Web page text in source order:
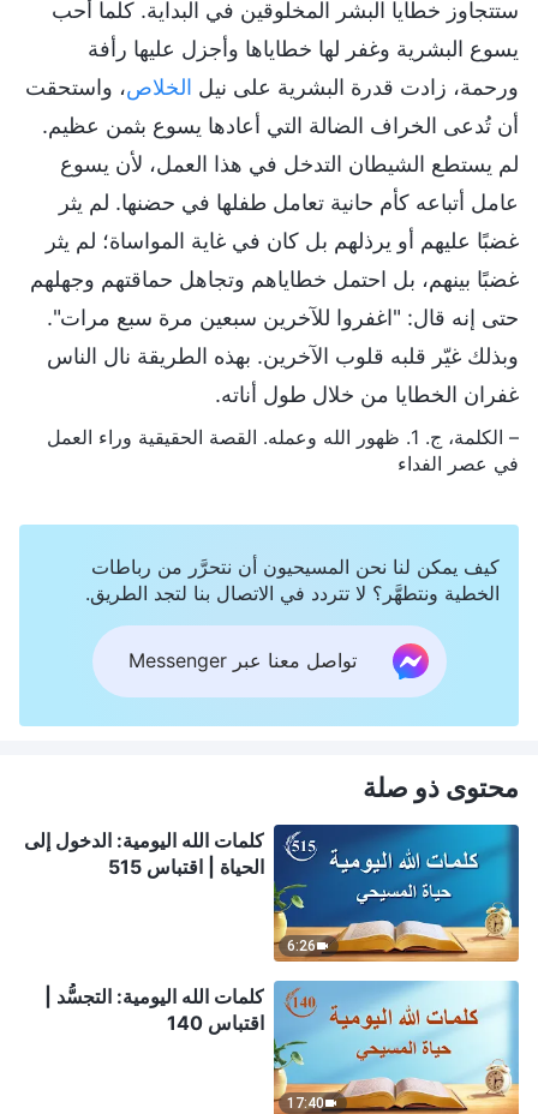
ستتجاوز خطايا البشر المخلوقين في البداية. كلما أحب
يسوع البشرية وغفر لها خطاياها وأجزل عليها رأفة
ورحمة، زادت قدرة البشرية على نيل الخلاص، واستحقت
أن تُدعى الخراف الضالة التي أعادها يسوع بثمن عظيم.
لم يستطع الشيطان التدخل في هذا العمل، لأن يسوع
عامل أتباعه كأم حانية تعامل طفلها في حضنها. لم يثر
غضبًا عليهم أو يرذلهم بل كان في غاية المواساة؛ لم يثر
غضبًا بينهم، بل احتمل خطاياهم وتجاهل حماقتهم وجهلهم
حتى إنه قال: "اغفروا للآخرين سبعين مرة سبع مرات".
وبذلك غيّر قلبه قلوب الآخرين. بهذه الطريقة نال الناس
غفران الخطايا من خلال طول أناته.
– الكلمة، ج. 1. ظهور الله وعمله. القصة الحقيقية وراء العمل
في عصر الفداء
كيف يمكن لنا نحن المسيحيون أن نتحرَّر من رباطات
الخطية ونتطهَّر؟ لا تتردد في الاتصال بنا لتجد الطريق.
تواصل معنا عبر Messenger
محتوى ذو صلة
6:26
كلمات الله اليومية: الدخول إلى
الحياة | اقتباس 515
17:40
كلمات الله اليومية: التجسُّد |
اقتباس 140